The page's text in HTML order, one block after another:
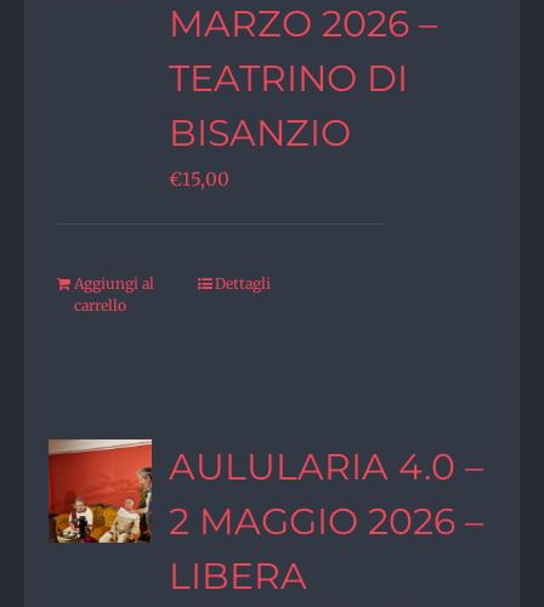
MARZO 2026 –
TEATRINO DI
BISANZIO
€15,00
Aggiungi al
carrello
Dettagli
AULULARIA 4.0 –
2 MAGGIO 2026 –
LIBERA